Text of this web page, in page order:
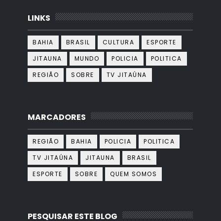
LINKS
BAHIA BRASIL CULTURA
ESPORTE
JITAUNA
MUNDO POLICIA
POLITICA
REGIÃO
SOBRE TV JITAÚNA
MARCADORES
REGIÃO BAHIA POLICIA
POLITICA
TV JITAÚNA
JITAUNA
BRASIL
ESPORTE
SOBRE QUEM SOMOS
PESQUISAR ESTE BLOG